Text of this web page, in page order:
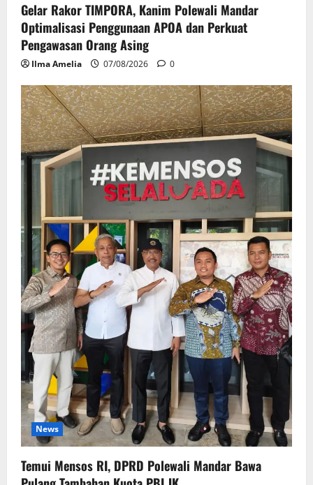
Gelar Rakor TIMPORA, Kanim Polewali Mandar
Optimalisasi Penggunaan APOA dan Perkuat
Pengawasan Orang Asing
Ilma Amelia 07/08/2026 0
News
Temui Mensos RI, DPRD Polewali Mandar Bawa